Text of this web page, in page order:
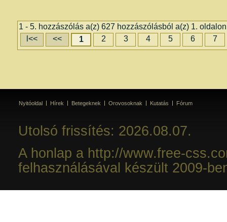
1 - 5. hozzászólás a(z) 627 hozzászólásból a(z) 1. oldalon
l<<
<< 1 2 3 4 5 6 7
Nyitóoldal Hírek Betegeknek Orovosoknak Kutatás Fórum
Utolsó frissítés: 2026.08.07.
A honlap a http://www.free-
felhasználásával készült 2009-